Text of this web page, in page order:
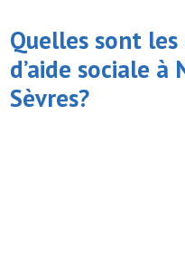
Quelles sont
d’aide sociale à
Sèvres?